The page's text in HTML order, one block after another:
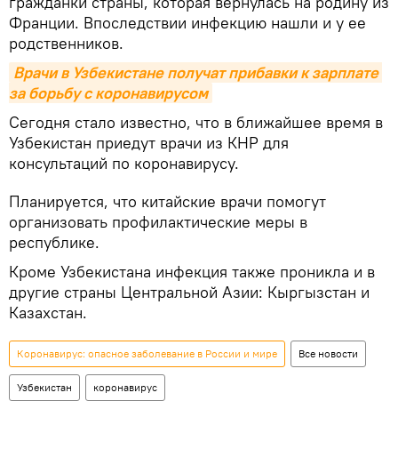
Франции. Впоследствии инфекцию нашли и у ее
родственников.
Врачи в Узбекистане получат прибавки к зарплате
за борьбу с коронавирусом
Сегодня стало известно, что в ближайшее время в
Узбекистан приедут врачи из КНР для
консультаций по коронавирусу.
Планируется, что китайские врачи помогут
организовать профилактические меры в
республике.
Кроме Узбекистана инфекция также проникла и в
другие страны Центральной Азии: Кыргызстан и
Казахстан.
Коронавирус: опасное заболевание в России и мире Все новости
Узбекистан коронавирус